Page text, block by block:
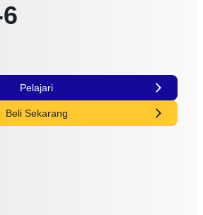
Pelajari
Beli Sekarang